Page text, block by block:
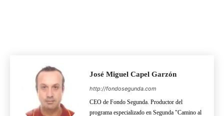
José Miguel Capel Garzón
http://fondosegunda.com
CEO de Fondo Segunda. Productor del
programa especializado en Segunda "Camino al